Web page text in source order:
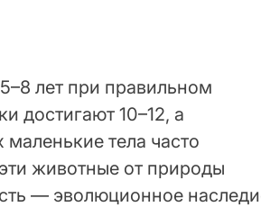
лет при правильном
достигают 10–12, а
тела часто
животные от природы
— эволюционное